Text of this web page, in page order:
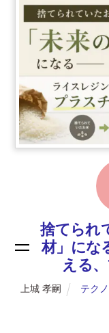
捨てられ
材」に
える
上城 孝嗣 テク